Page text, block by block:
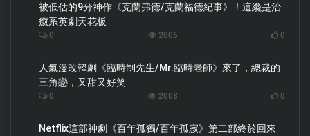
被低估的9分神作《克蘭弗德/克蘭福德紀事》！這纔是治
癒系英劇天花板
0 2006 0
人氣漫改韓劇《臨時制先生/Mr.臨時老師》來了，總裁的
三角戀，又甜又好笑
0 2008 0
Netflix這部神劇《百年孤獨/百年孤寂》第二部終於回來